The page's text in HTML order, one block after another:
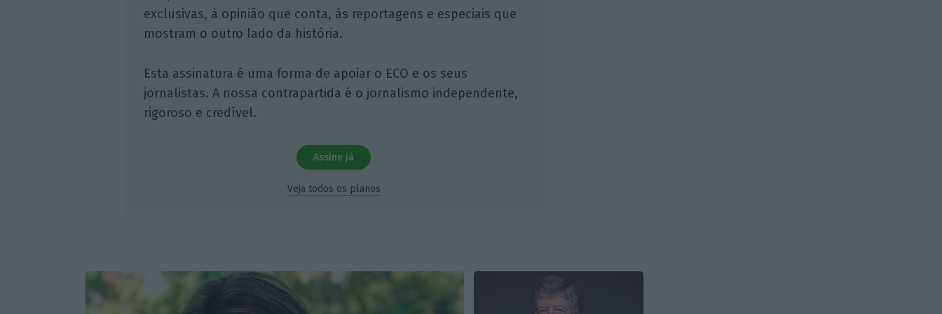
exclusivas, à opinião que conta, às reportagens e especiais que
mostram o outro lado da história.
Esta assinatura é uma forma de apoiar o ECO e os seus
jornalistas. A nossa contrapartida é o jornalismo independente,
rigoroso e credível.
Assine já
Veja todos os planos